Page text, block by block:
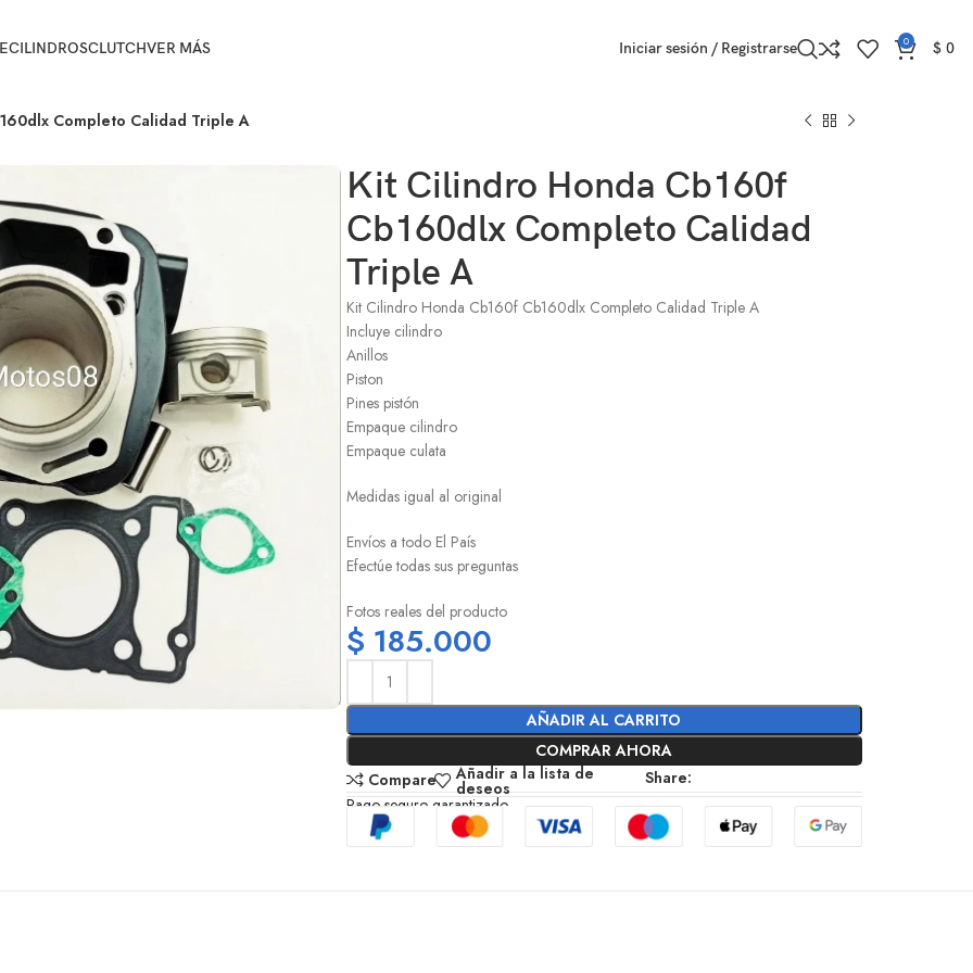
CILINDROSCLUTCHVER MÁS Iniciar sesión / Registrarse 0 $ 0
Completo Calidad Triple A
Kit Cilindro Honda Cb160f
Cb160dlx Completo Calidad
Triple A
Kit Cilindro Honda Cb160f Cb160dlx Completo Calidad Triple A
Incluye cilindro
Anillos
Piston
Pines pistón
Empaque cilindro
Empaque culata
Medidas igual al original
Envíos a todo El País
Efectúe todas sus preguntas
Fotos reales del producto
$ 185.000
AÑADIR AL CARRITO
COMPRAR AHORA
Compare
Añadir a la lista de
deseos
Share:
Pago seguro garantizado